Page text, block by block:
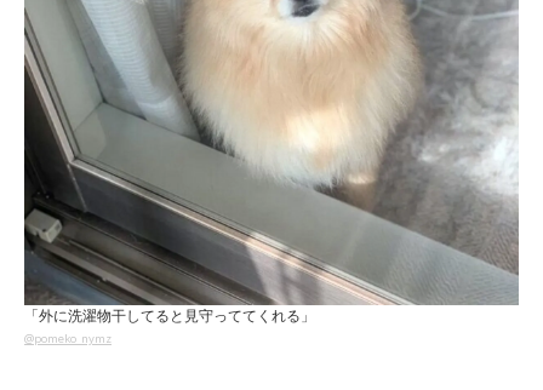
「外に洗濯物干してると見守っててくれる」
@pomeko_nymz